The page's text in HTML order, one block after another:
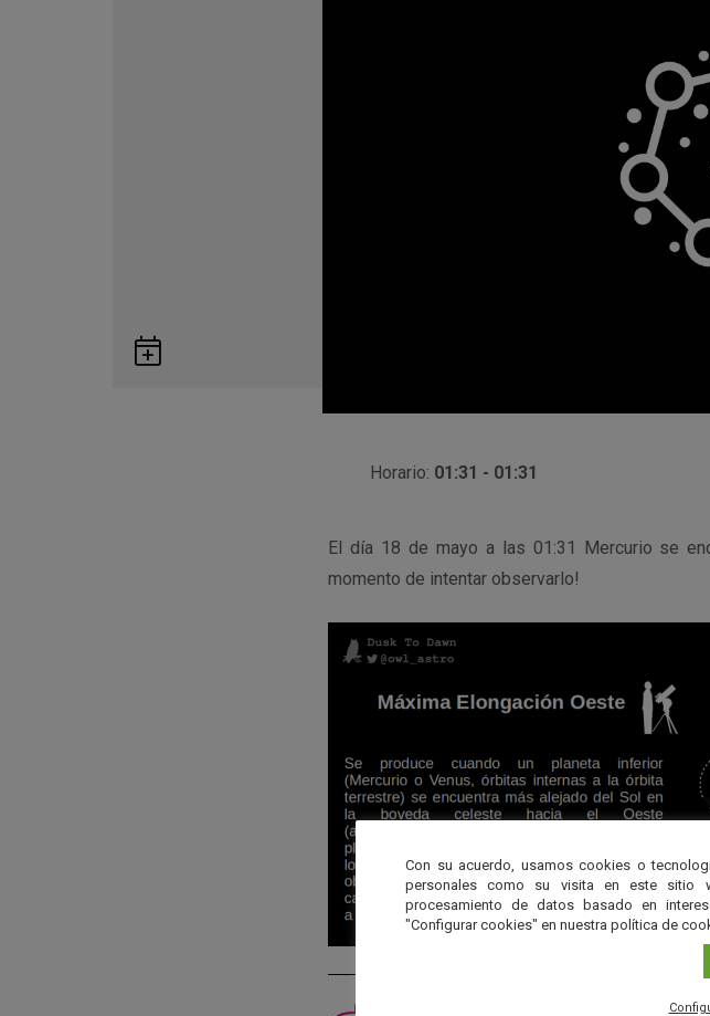
Guardar
en
Horario: 01:31 - 01:31
El día 18 de mayo a las 01:31 Mercurio se
momento de intentar observarlo!
Con su acuerdo, usamos cookies o
personales como su visita en este sitio
procesamiento de datos basado en
"Configurar cookies" en nuestra política de